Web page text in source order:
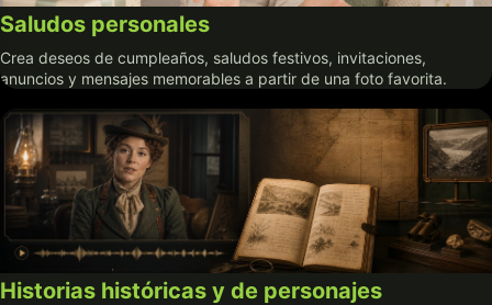
Saludos personales
Crea deseos de cumpleaños, saludos festivos, invitaciones,
anuncios y mensajes memorables a partir de una foto favorita.
Historias históricas y de personajes